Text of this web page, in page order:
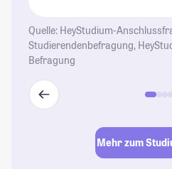
Quelle: HeyStudium-
Studierendenbefragung,
Befragung
Mehr zum